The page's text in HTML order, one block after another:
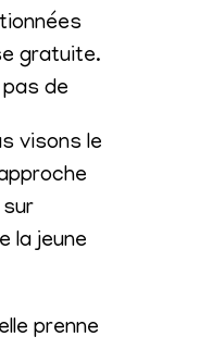
gratuite.
de
visons le
la jeune
prenne